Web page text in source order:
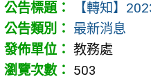
【轉知】
最新消息
教務處
503